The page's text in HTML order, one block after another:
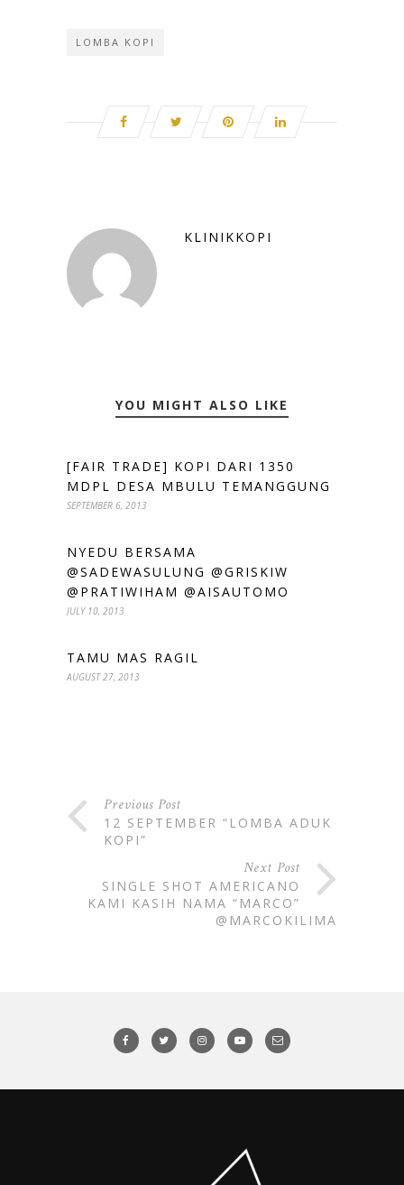
LOMBA KOPI
KLINIKKOPI
YOU MIGHT ALSO LIKE
[FAIR TRADE] KOPI DARI 1350
MDPL DESA MBULU TEMANGGUNG
SEPTEMBER 6, 2013
NYEDU BERSAMA
@SADEWASULUNG @GRISKIW
@PRATIWIHAM @AISAUTOMO
JULY 10, 2013
TAMU MAS RAGIL
AUGUST 27, 2013
Previous Post
12 SEPTEMBER “LOMBA ADUK
KOPI”
Next Post
SINGLE SHOT AMERICANO
KAMI KASIH NAMA “MARCO”
@MARCOKILIMA